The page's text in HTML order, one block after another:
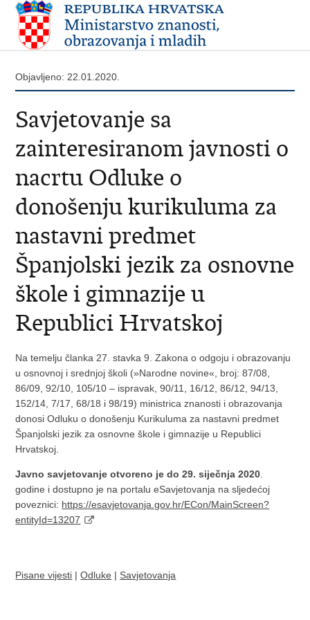
Objavljeno: 22.01.2020.
Savjetovanje sa
zainteresiranom javnosti o
nacrtu Odluke o
donošenju kurikuluma za
nastavni predmet
Španjolski jezik za osnovne
škole i gimnazije u
Republici Hrvatskoj
Na temelju članka 27. stavka 9. Zakona o odgoju i obrazovanju
u osnovnoj i srednjoj školi (»Narodne novine«, broj: 87/08,
86/09, 92/10, 105/10 – ispravak, 90/11, 16/12, 86/12, 94/13,
152/14, 7/17, 68/18 i 98/19) ministrica znanosti i obrazovanja
donosi Odluku o donošenju Kurikuluma za nastavni predmet
Španjolski jezik za osnovne škole i gimnazije u Republici
Hrvatskoj.
Javno savjetovanje otvoreno je do 29. siječnja 2020
godine i dostupno je na portalu eSavjetovanja na sljedećoj
poveznici: https://esavjetovanja.gov.hr/ECon/MainScreen?
entityId=13207
Pisane vijesti |Odluke | Savjetovanja